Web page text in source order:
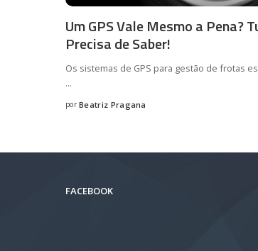
Um GPS Vale Mesmo a Pena?
Precisa de Saber!
Os sistemas de GPS para gestão de frotas
...
Posted
por Beatriz Pragana
FACEBOOK